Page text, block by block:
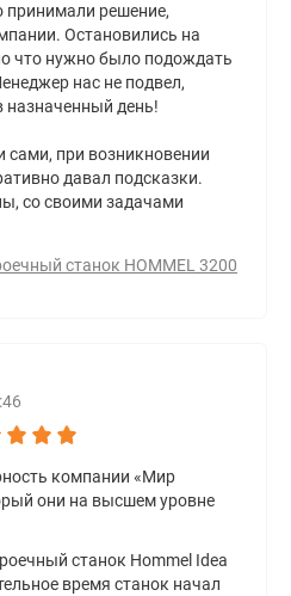
принимали решение,
Остановились на
что нужно было подождать
нас не подвел,
назначенный день!
сами, при возникновении
давал подсказки.
со своими задачами
станок HOMMEL 3200
компании «Мир
они на высшем уровне
станок Hommel Idea
время станок начал